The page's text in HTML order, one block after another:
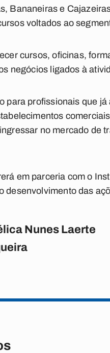
Bananeiras e
voltados ao
cursos, oficinas,
negócios ligados à
para profissionais que
no mercado de
em parceria com o
desenvolvimento das
Nunes Laerte